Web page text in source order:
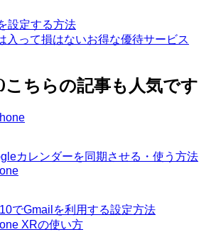
設定する方法
入って損はないお得な優待サービス
カレンダーを同期させる・使う方法
でGmailを利用する設定方法
XRの使い方